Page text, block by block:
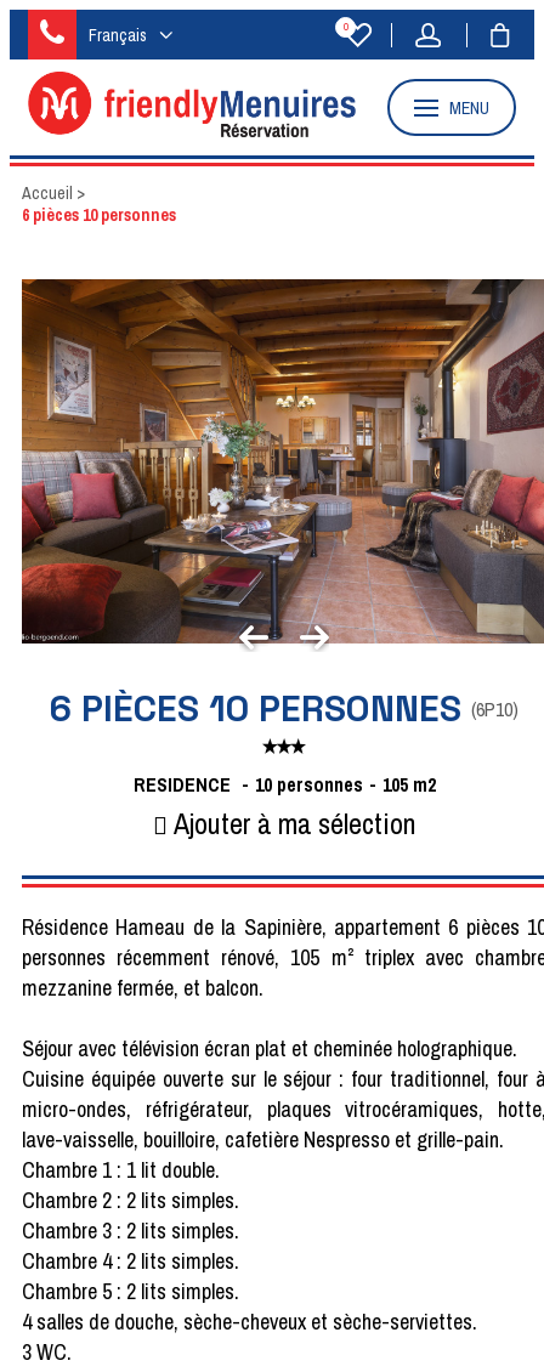
Français 0
MENU
Accueil >
6 pièces 10 personnes
6 PIÈCES 10 PERSONNES (6P10)
RESIDENCE 10 personnes 105 m2
Ajouter à ma sélection
Résidence Hameau de la Sapinière, appartement 6 pièces
personnes récemment rénové, 105 m² triplex avec
mezzanine fermée, et balcon.
Séjour avec télévision écran plat et cheminée holographique.
Cuisine équipée ouverte sur le séjour : four traditionnel, four
micro-ondes, réfrigérateur, plaques vitrocéramiques,
lave-vaisselle, bouilloire, cafetière Nespresso et grille-pain.
Chambre 1 : 1 lit double.
Chambre 2 : 2 lits simples.
Chambre 3 : 2 lits simples.
Chambre 4 : 2 lits simples.
Chambre 5 : 2 lits simples.
4 salles de douche, sèche-cheveux et sèche-serviettes.
3 WC.